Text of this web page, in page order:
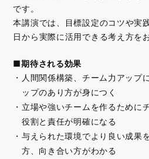
です。
本講演では、目標設定のコツや実
日から実際に活用できる考え方を
■期待される効果
人間関係構築、チーム力アップ
ップのあり方が身につく
立場や強いチームを作るために
役割と責任が明確になる
与えられた環境でより良い成果
方、向き合い方がわかる